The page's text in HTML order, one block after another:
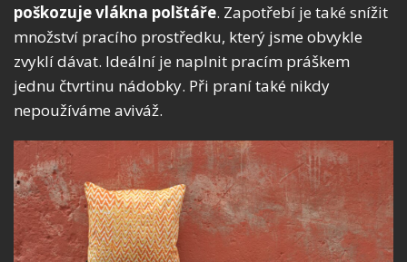
poškozuje vlákna polštáře. Zapotřebí je také snížit
množství pracího prostředku, který jsme obvykle
zvyklí dávat. Ideální je naplnit pracím práškem
jednu čtvrtinu nádobky. Při praní také nikdy
nepoužíváme aviváž.